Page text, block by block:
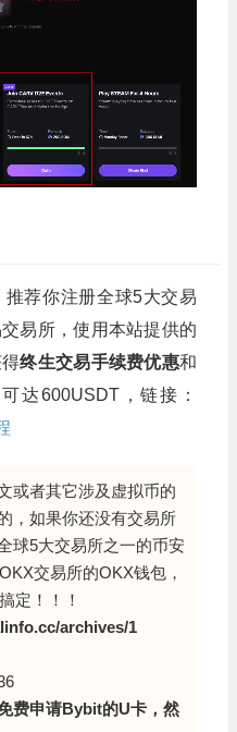
荐你注册全球5大交易
易所，使用本站提供的
终生交易手续费优惠和
达600USDT，链接：
或者其它涉及虚拟币的
，如果你还没有交易所
球5大交易所之一的币安
交易所的OKX钱包，
定！！！
archives/1
费申请Bybit的U卡，然